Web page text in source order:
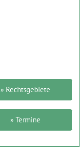
» Rechtsgebiete
» Termine